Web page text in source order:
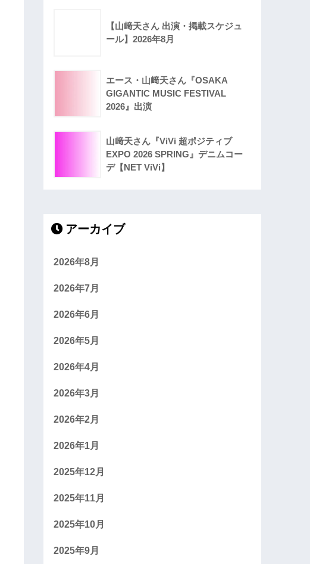
【山﨑天さん 出演・掲載スケジュ
ール】2026年8月
エース・山﨑天さん『OSAKA
GIGANTIC MUSIC FESTIVAL
2026』出演
山﨑天さん『ViVi 超ポジティブ
EXPO 2026 SPRING』デニムコー
デ【NET ViVi】
アーカイブ
2026年8月
2026年7月
2026年6月
2026年5月
2026年4月
2026年3月
2026年2月
2026年1月
2025年12月
2025年11月
2025年10月
2025年9月